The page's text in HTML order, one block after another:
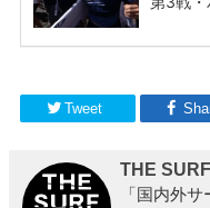
Tweet
THE
「国内外